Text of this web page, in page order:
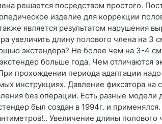
решается посредством простого.
изделие для коррекции
является результатом нарушения
увеличить длину полового члена на 3
экстендера? Не более чем на 3-4
больше года. Чем отличаются
прохождении периода адаптации
инструкциях. Давление фиксатора
без операции. Есть разные
был создан в 1994г. и
Увеличение длины